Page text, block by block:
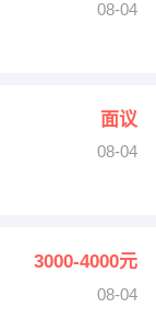
08-04
面议
08-04
3000-4000元
08-04